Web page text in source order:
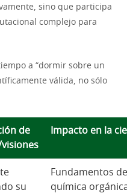
sino que participa
complejo para
a “dormir sobre un
válida, no sólo
de
Impacto en la
su
Fundamentos
química